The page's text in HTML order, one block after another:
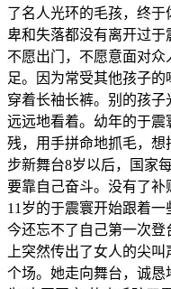
了名人光环的毛孩，终
卑和失落都没有离开过
不愿出门，不愿意面对
足。因为常受其他孩子
穿着长袖长裤。别的孩
远远地看着。幼年的于震
残，用手拼命地抓毛，
步新舞台8岁以后，国家
要靠自己奋斗。没有了补
11岁的于震寰开始跟着
今还忘不了自己第一次
上突然传出了女人的尖
个场。她走向舞台，诚恳